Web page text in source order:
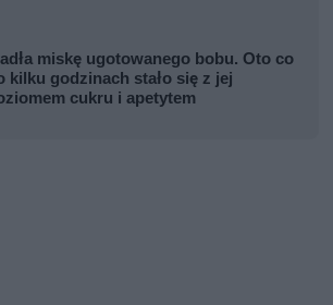
miskę ugotowanego bobu. Oto co
kilku godzinach stało się z jej
cukru i apetytem